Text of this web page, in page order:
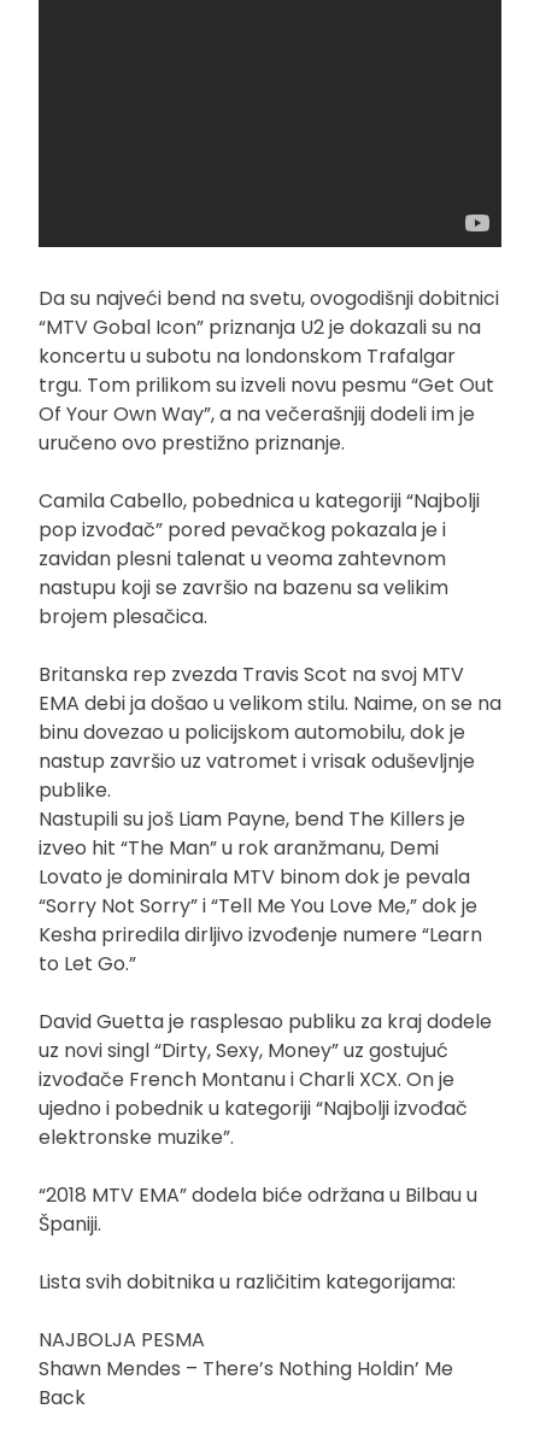
Da su najveći bend na svetu, ovogodišnji dobitnici
“MTV Gobal Icon” priznanja U2 je dokazali su na
koncertu u subotu na londonskom Trafalgar
trgu. Tom prilikom su izveli novu pesmu “Get Out
Of Your Own Way”, a na večerašnjij dodeli im je
uručeno ovo prestižno priznanje.
Camila Cabello, pobednica u kategoriji “Najbolji
pop izvođač” pored pevačkog pokazala je i
zavidan plesni talenat u veoma zahtevnom
nastupu koji se završio na bazenu sa velikim
brojem plesačica.
Britanska rep zvezda Travis Scot na svoj MTV
EMA debi ja došao u velikom stilu. Naime, on se na
binu dovezao u policijskom automobilu, dok je
nastup završio uz vatromet i vrisak oduševljnje
publike.
Nastupili su još Liam Payne, bend The Killers je
izveo hit “The Man” u rok aranžmanu, Demi
Lovato je dominirala MTV binom dok je pevala
“Sorry Not Sorry” i “Tell Me You Love Me,” dok je
Kesha priredila dirljivo izvođenje numere “Learn
to Let Go.”
David Guetta je rasplesao publiku za kraj dodele
uz novi singl “Dirty, Sexy, Money” uz gostujuć
izvođače French Montanu i Charli XCX. On je
ujedno i pobednik u kategoriji “Najbolji izvođač
elektronske muzike”.
“2018 MTV EMA” dodela biće održana u Bilbau u
Španiji.
Lista svih dobitnika u različitim kategorijama:
NAJBOLJA PESMA
Shawn Mendes – There’s Nothing Holdin’ Me
Back